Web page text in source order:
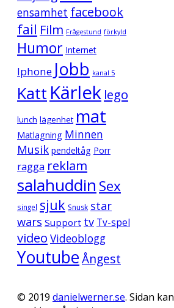
ensamhet facebook
fail Film Frågestund förkyld
Humor Internet
Iphone Jobb kanal 5
Katt Kärlek lego
lunch lägenhet mat
Matlagning Minnen
Musik pendeltåg Porr
ragga reklam
salahuddin Sex
singel sjuk Snusk star
wars Support tv Tv-spel
video Videoblogg
YoutubeÅngest
© 2019 danielwerner.se. Sidan